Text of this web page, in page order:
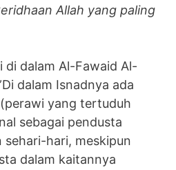
Allah yang paling
di dalam Al-Fawaid Al-
dalam Isnadnya ada
(perawi yang tertuduh
sebagai pendusta
sehari-hari, meskipun
dalam kaitannya